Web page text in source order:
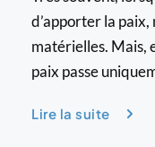
d’apporter la paix,
matérielles. Mais,
paix passe
Lire la suite